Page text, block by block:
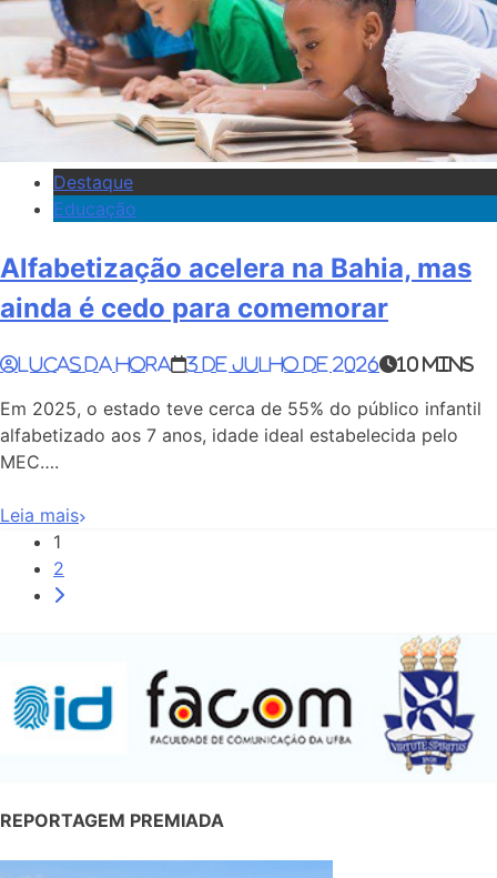
Destaque
Educação
Alfabetização acelera na Bahia, mas
ainda é cedo para comemorar
Lucas da Hora 3 de julho de 2026 10 mins
Em 2025, o estado teve cerca de 55% do público infantil
alfabetizado aos 7 anos, idade ideal estabelecida pelo
MEC….
Leia mais
1
2
REPORTAGEM PREMIADA